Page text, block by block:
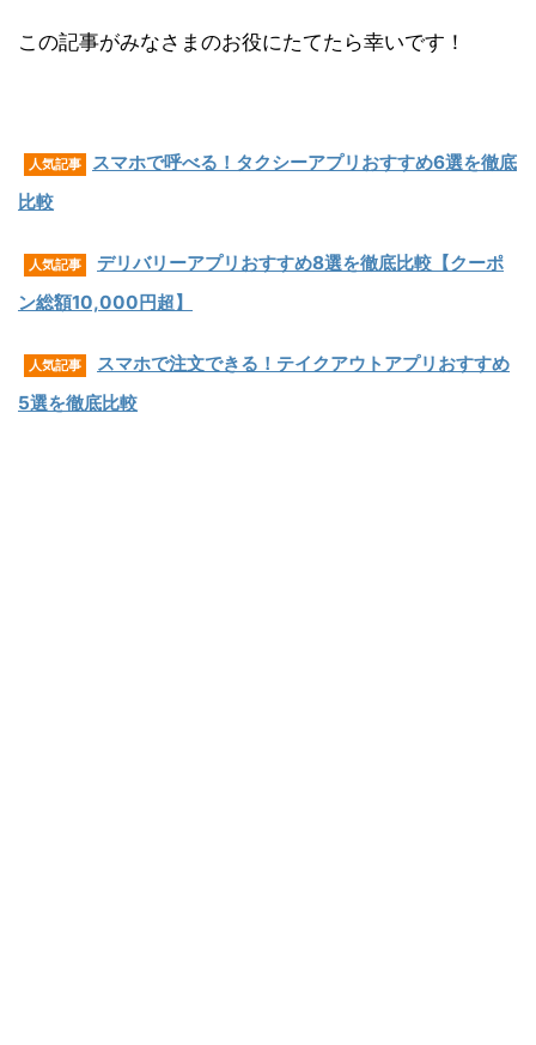
この記事がみなさまのお役にたてたら幸いです！
人気記事
スマホで呼べる！タクシーアプリおすすめ6選を徹底
比較
人気記事
デリバリーアプリおすすめ8選を徹底比較【クーポ
ン総額10,000円超】
人気記事 スマホで注文できる！テイクアウト アプリおすすめ
5選を徹底比較